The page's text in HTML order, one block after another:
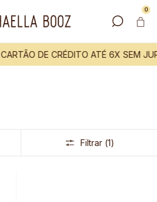
0
CARTÃO DE CRÉDITO ATÉ 6X SEM
Filtrar (1)